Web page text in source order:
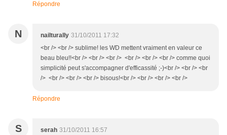
Répondre
N nailturally 31/10/2011 17:32
<br /> <br /> sublime! les WD mettent vraiment en valeur ce
beau bleu!!<br /> <br /> <br /> <br /> <br /> <br /> comme quoi
simplicité peut s'accompagner d'efficassité ;-)<br /> <br /> <br
/> <br /> <br /> <br /> bisous!<br /> <br /> <br /> <br />
Répondre
S serah 31/10/2011 16:57